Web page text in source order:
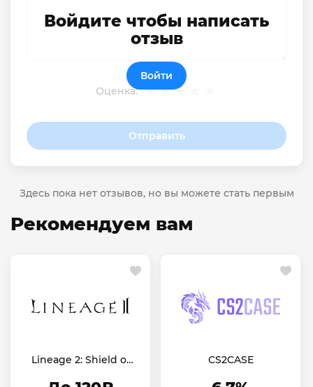
Оценка:
Отправить
Войдите чтобы написать
отзыв
Войти
Здесь пока нет отзывов, но вы можете стать первым
Рекомендуем вам
Lineage 2: Shield of
CS2CASE